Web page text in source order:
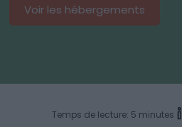
Voir les hébergements
Temps de lecture: 5 minutes